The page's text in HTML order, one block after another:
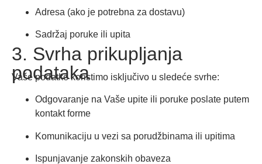
Adresa (ako je potrebna za dostavu)
Sadržaj poruke ili upita
3. Svrha prikupljanja
podataka
Vaše podatke koristimo isključivo u sledeće svrhe:
Odgovaranje na Vaše upite ili poruke poslate putem
kontakt forme
Komunikaciju u vezi sa porudžbinama ili upitima
Ispunjavanje zakonskih obaveza